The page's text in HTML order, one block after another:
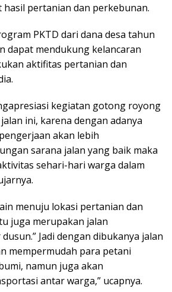
pertanian dan perkebunan.
PKTD dari dana desa tahun
dapat mendukung kelancaran
aktifitas pertanian dan
kegiatan gotong royong
ini, karena dengan adanya
akan lebih
sarana jalan yang baik maka
sehari-hari warga dalam
menuju lokasi pertanian dan
juga merupakan jalan
Jadi dengan dibukanya jalan
mempermudah para petani
namun juga akan
antar warga,” ucapnya.